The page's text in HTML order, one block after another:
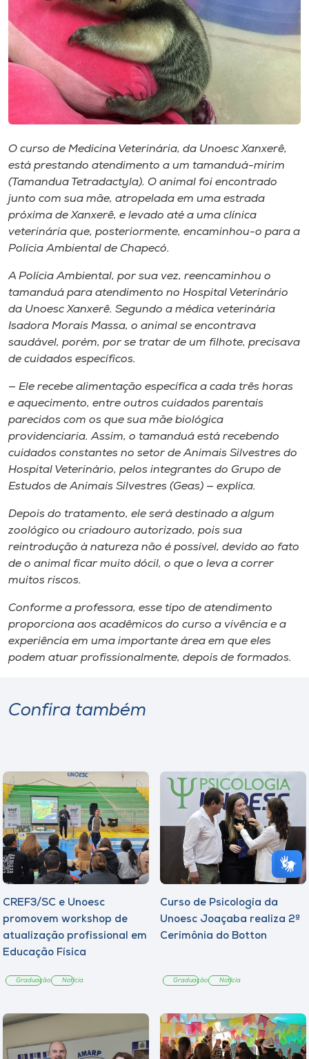
Biblioteca
Editora
Unoesc
Store
o idioma
O curso de Medicina Veterinária, da Unoesc Xanxerê,
está prestando atendimento a um tamanduá-mirim
(Tamandua Tetradactyla). O animal foi encontrado
junto com sua mãe, atropelada em uma estrada
próxima de Xanxerê, e levado até a uma clínica
veterinária que, posteriormente, encaminhou-o para a
Polícia Ambiental de Chapecó.
A Polícia Ambiental, por sua vez, reencaminhou o
tamanduá para atendimento no Hospital Veterinário
da Unoesc Xanxerê. Segundo a médica veterinária
Isadora Morais Massa, o animal se encontrava
saudável, porém, por se tratar de um filhote, precisava
de cuidados específicos.
— Ele recebe alimentação específica a cada três horas
e aquecimento, entre outros cuidados parentais
parecidos com os que sua mãe biológica
providenciaria. Assim, o tamanduá está recebendo
cuidados constantes no setor de Animais Silvestres do
Hospital Veterinário, pelos integrantes do Grupo de
Estudos de Animais Silvestres (Geas) — explica.
Depois do tratamento, ele será destinado a algum
zoológico ou criadouro autorizado, pois sua
reintrodução à natureza não é possível, devido ao fato
de o animal ficar muito dócil, o que o leva a correr
muitos riscos.
Conforme a professora, esse tipo de atendimento
proporciona aos acadêmicos do curso a vivência e a
experiência em uma importante área em que eles
podem atuar profissionalmente, depois de formados.
Confira também
CREF3/SC e Unoesc
promovem workshop de
atualização profissional em
Educação Física
Graduação Notícia
Curso de Psicologia da
Unoesc Joaçaba realiza 2ª
Cerimônia do Botton
Graduação Notícia